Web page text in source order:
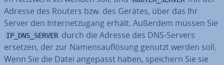
Adresse des Routers bzw. des Gerätes, über das Ihr
Server den In­ter­net­zu­gang erhält. Außerdem müssen Sie
IP_DNS_SERVER durch die Adresse des DNS-Servers
ersetzen, der zur Na­mens­auf­lö­sung genutzt werden soll.
Wenn Sie die Datei angepasst haben, speichern Sie sie